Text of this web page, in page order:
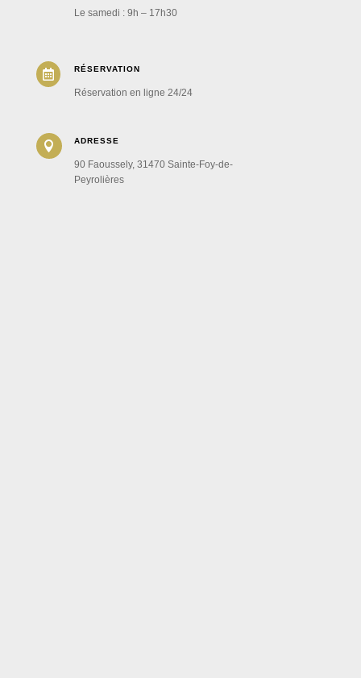
Le samedi : 9h – 17h30
 RÉSERVATION
Réservation en ligne 24/24
 ADRESSE
90 Faoussely, 31470 Sainte-Foy-de-
Peyrolières